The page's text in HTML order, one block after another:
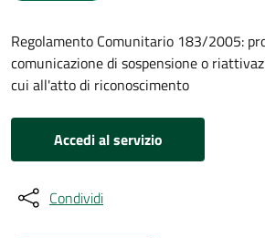
Regolamento Comunitario 183/2005:
comunicazione di sospensione o
cui all'atto di riconoscimento
Accedi al servizio
Condividi